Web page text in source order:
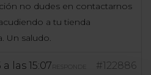
no dudes en contactarnos
a tu tienda
Un saludo.
las 15:07 #122886
RESPONDE